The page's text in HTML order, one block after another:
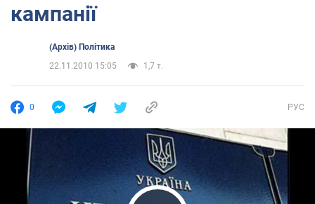
кампанії
(Архів) Політика
22.11.2010 15:05
1,7 т.
0 РУС